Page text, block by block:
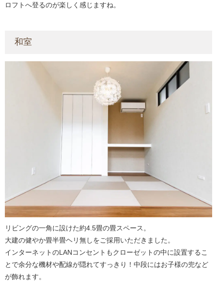
ロフトへ登るのが楽しく感じますね。
和室
リビングの一角に設けた約4.5畳の畳スペース。
大建の健やか畳半畳ヘリ無しをご採用いただきました。
インターネットのLANコンセントもクローゼットの中に設置するこ
とで余分な機材や配線が隠れてすっきり！中段にはお子様の兜など
が飾れます。